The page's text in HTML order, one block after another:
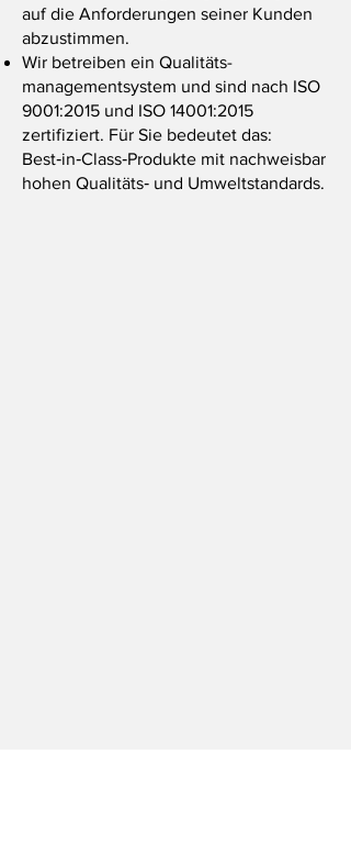
auf die Anforderungen seiner Kunden
abzustimmen.
Wir betreiben ein Qualitäts­
management­system und sind nach ISO
9001:2015 und ISO 14001:2015
zertifiziert. Für Sie bedeutet das:
Best‑in‑Class‑Produkte mit nachweisbar
hohen Qualitäts‑ und Umweltstandards.